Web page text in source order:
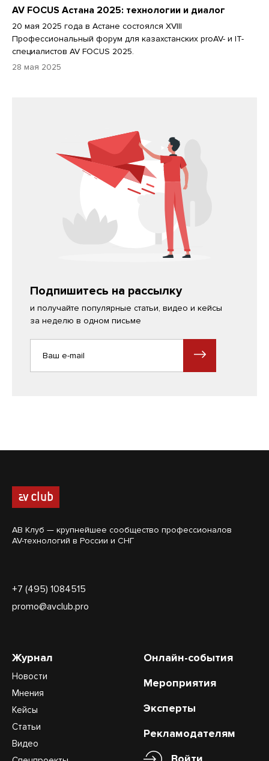
AV FOCUS Астана 2025: технологии и диалог
20 мая 2025 года в Астане состоялся XVIII
Профессиональный форум для казахстанских proAV- и IT-
специалистов AV FOCUS 2025.
28 мая 2025
Подпишитесь на рассылку
и получайте популярные статьи, видео и кейсы
за неделю в одном письме
АВ Клуб — крупнейшее сообщество профессионалов
AV-технологий в России и СНГ
+7 (495) 1084515
promo@avclub.pro
Журнал
Новости
Мнения
Кейсы
Статьи
Видео
Онлайн-события
Мероприятия
Эксперты
Рекламодателям